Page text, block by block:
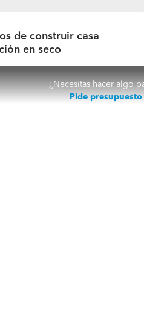
de construir casa
en seco
¿Necesitas hacer algo parecido?
Pide presupuesto gratis